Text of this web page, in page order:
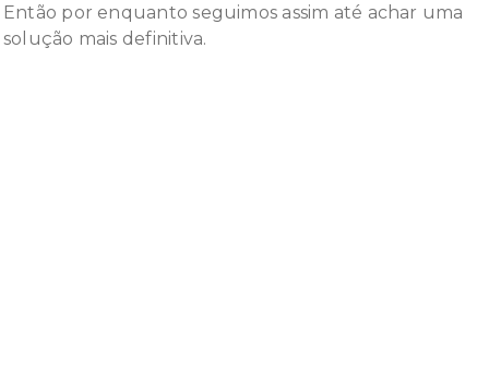
Então por enquanto seguimos assim até achar uma
solução mais definitiva.